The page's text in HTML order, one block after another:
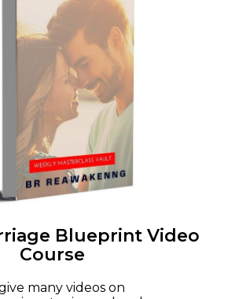
Blueprint Video
Course
many videos on